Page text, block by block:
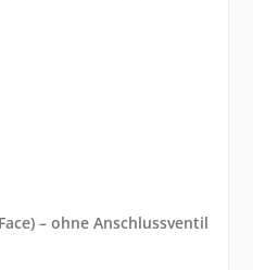
bequemere
– ohne Anschlussventil